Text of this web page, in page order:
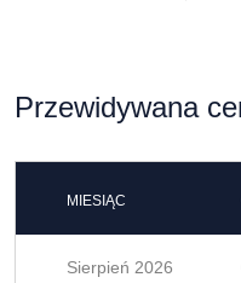
Przewidywana
MIESIĄC
Sierpień 2026